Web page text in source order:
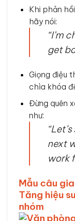
Khi phản
hãy nói:
“I’m
get
Giọng điệu
chìa khóa
Đừng quên
như:
next
work
Mẫu câu
Tăng hiệu
nhóm